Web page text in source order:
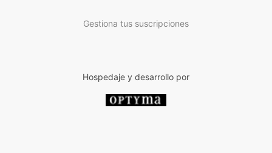
Gestiona tus suscripciones
Hospedaje y desarrollo por